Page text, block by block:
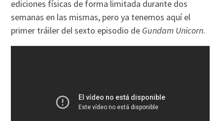
ediciones físicas de forma limitada durante dos
semanas en las mismas, pero ya tenemos aquí el
primer tráiler del sexto episodio de Gundam Unicorn.